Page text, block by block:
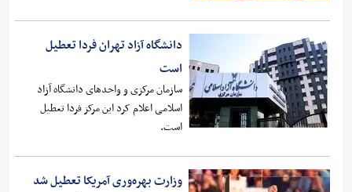
دانشگاه آزاد تهران فردا تعطیل
است
سازمان مرکزی و واحدهای دانشگاه آزاد
اسلامی اعلام کرد این مرکز فردا تعطیل
است.
وزارت بهره‌وری آمریکا تعطیل شد